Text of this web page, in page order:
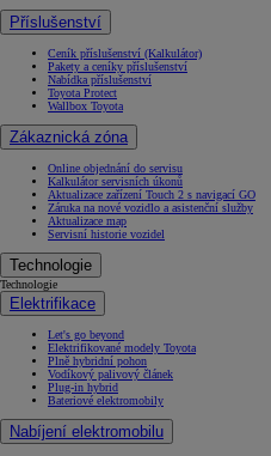
Příslušenství
Ceník příslušenství (Kalkulátor)
Pakety a ceníky příslušenství
Nabídka příslušenství
Toyota Protect
Wallbox Toyota
Zákaznická zóna
Online objednání do servisu
Kalkulátor servisních úkonů
Aktualizace zařízení Touch 2 s navigací GO
Záruka na nové vozidlo a asistenční služby
Aktualizace map
Servisní historie vozidel
Technologie
Technologie
Elektrifikace
Let's go beyond
Elektrifikované modely Toyota
Plně hybridní pohon
Vodíkový palivový článek
Plug-in hybrid
Bateriové elektromobily
Nabíjení elektromobilu